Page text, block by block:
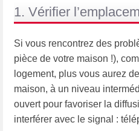
1. Vérifier
Si vous rencontrez des
pièce de votre maison !),
logement, plus vous aurez
maison, à un niveau
ouvert pour favoriser la
interférer avec le signal :